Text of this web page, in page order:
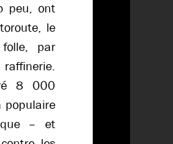
peu, ont
le
par
8 000
populaire
– et